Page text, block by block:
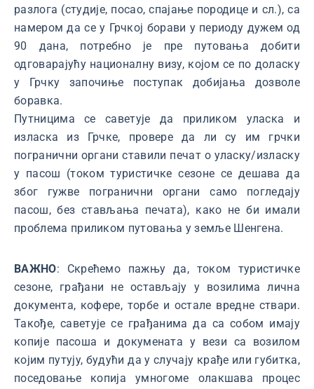
разлога (студије, посао, спајање породице и сл.), са
намером да се у Грчкој борави у периоду дужем од
90 дана, потребно је пре путовања добити
одговарајућу националну визу, којом се по доласку
у Грчку започиње поступак добијања дозволе
боравка.
Путницима се саветује да приликом уласка и
изласка из Грчке, провере да ли су им грчки
погранични органи ставили печат о уласку/изласку
у пасош (током туристичке сезоне се дешава да
због гужве погранични органи само погледају
пасош, без стављања печата), како не би имали
проблема приликом путовања у земље Шенгена.
ВАЖНО: Скрећемо пажњу да, током туристичке
сезоне, грађани не остављају у возилима лична
документа, кофере, торбе и остале вредне ствари.
Такође, саветује се грађанима да са собом имају
копије пасоша и докумената у вези са возилом
којим путују, будући да у случају крађе или губитка,
поседовање копија умногоме олакшава процес